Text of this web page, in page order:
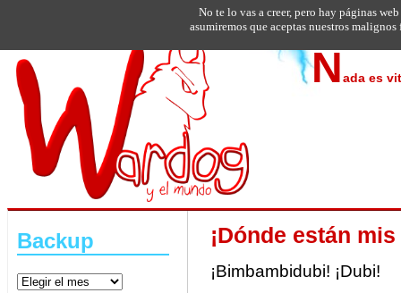
Nada es
Backup ¡Dónde están
¡Bimbambidubi! ¡Dubi!
No te lo vas a creer, pero hay páginas
asumiremos que aceptas nuestros